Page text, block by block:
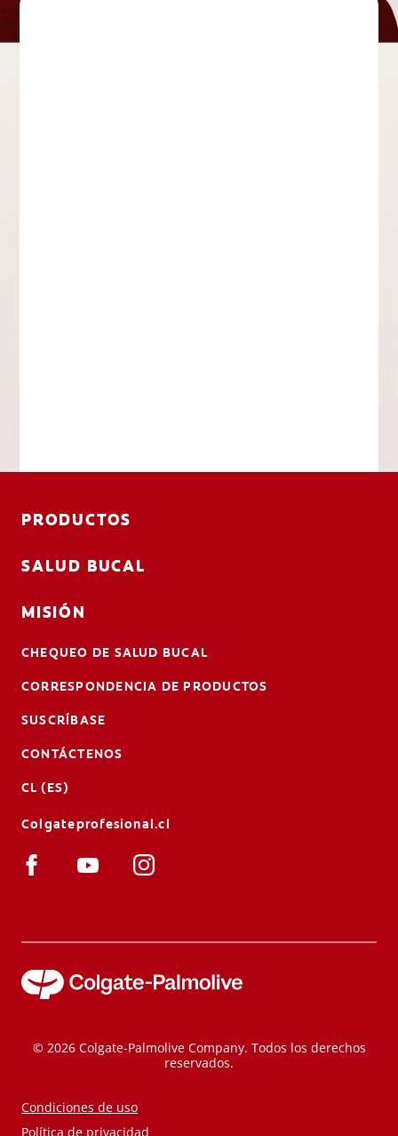
PRODUCTOS
SALUD BUCAL
MISIÓN
CHEQUEO DE SALUD BUCAL
CORRESPONDENCIA DE PRODUCTOS
SUSCRÍBASE
CONTÁCTENOS
CL (ES)
Colgateprofesional.cl
© 2026 Colgate-Palmolive Company. Todos los derechos
reservados.
Condiciones de uso
Política de privacidad